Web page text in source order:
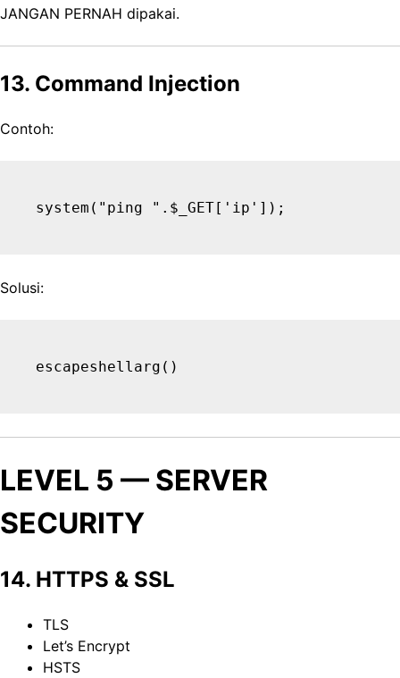
JANGAN PERNAH dipakai.
13. Command Injection
Contoh:
Solusi:
LEVEL 5 — SERVER
SECURITY
14. HTTPS & SSL
TLS
Let’s Encrypt
HSTS